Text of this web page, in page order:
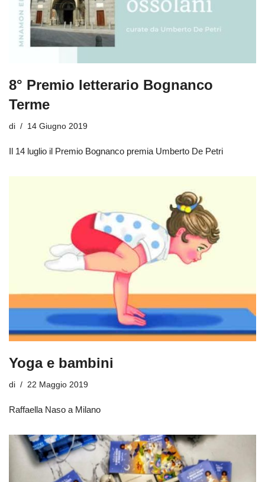
8° Premio letterario Bognanco
Terme
di 14 Giugno 2019
Il 14 luglio il Premio Bognanco premia Umberto De Petri
Yoga e bambini
di 22 Maggio 2019
Raffaella Naso a Milano